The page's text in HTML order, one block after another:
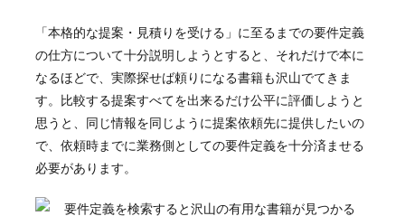
「本格的な提案・見積りを受ける」に至るまでの要件定義
の仕方について十分説明しようとすると、それだけで本に
なるほどで、実際探せば頼りになる書籍も沢山でてきま
す。比較する提案すべてを出来るだけ公平に評価しようと
思うと、同じ情報を同じように提案依頼先に提供したいの
で、依頼時までに業務側としての要件定義を十分済ませる
必要があります。